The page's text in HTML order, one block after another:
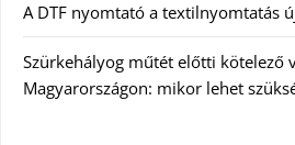
A DTF nyomtató a textilnyomtatás
Szürkehályog műtét előtti kötelező
Magyarországon: mikor lehet